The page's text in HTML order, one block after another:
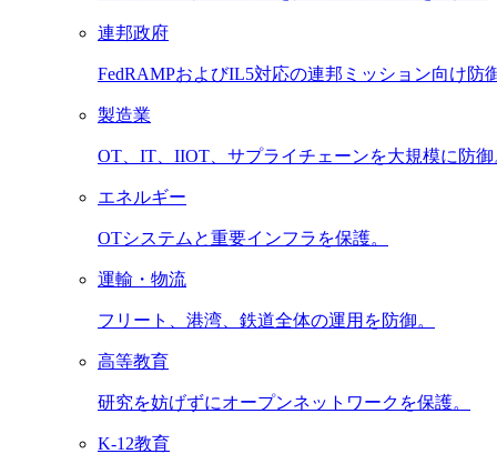
連邦政府
FedRAMPおよびIL5対応の連邦ミッション向け防御
製造業
OT、IT、IIOT、サプライチェーンを大規模に防御
エネルギー
OTシステムと重要インフラを保護。
運輸・物流
フリート、港湾、鉄道全体の運用を防御。
高等教育
研究を妨げずにオープンネットワークを保護。
K-12教育